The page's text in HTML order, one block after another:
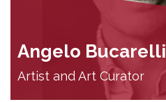
Angelo Bucarelli
Artist and Art Curator